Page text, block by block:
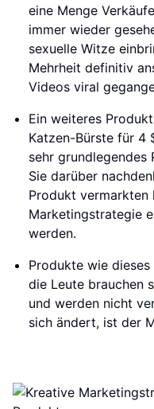
eine Menge
immer wieder
sexuelle Witze
Mehrheit definitiv
Videos viral
Ein weiteres
Katzen-Bürste für 4
sehr grundlegendes
Sie darüber
Produkt vermarkten
Marketingstrategie
werden.
Produkte wie
die Leute brauchen
und werden nicht
sich ändert, ist der